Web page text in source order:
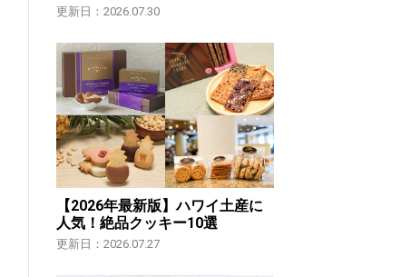
更新日：2026.07.30
【2026年最新版】ハワイ土産に
人気！絶品クッキー10選
更新日：2026.07.27